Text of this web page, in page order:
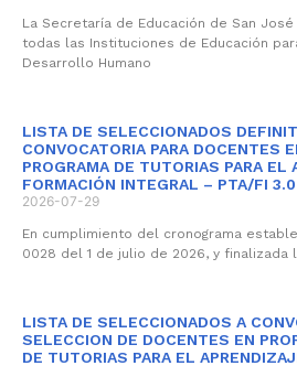
La Secretaría de Educación de San
todas las Instituciones de Educación
Desarrollo Humano
LISTA DE SELECCIONADOS
CONVOCATORIA PARA DOCENTES
PROGRAMA DE TUTORIAS PARA EL
FORMACIÓN INTEGRAL – PTA/FI 3.0
2026-07-29
En cumplimiento del cronograma
0028 del 1 de julio de 2026, y finalizada
LISTA DE SELECCIONADOS A
SELECCION DE DOCENTES EN
DE TUTORIAS PARA EL